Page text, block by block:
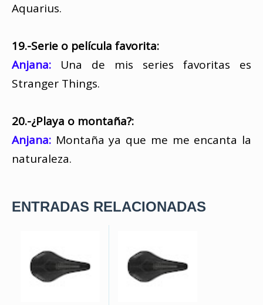
Aquarius.
19.-Serie o película favorita:
Anjana: Una de mis series favoritas es
Stranger Things.
20.-¿Playa o montaña?:
Anjana: Montaña ya que me me encanta la
naturaleza.
ENTRADAS RELACIONADAS